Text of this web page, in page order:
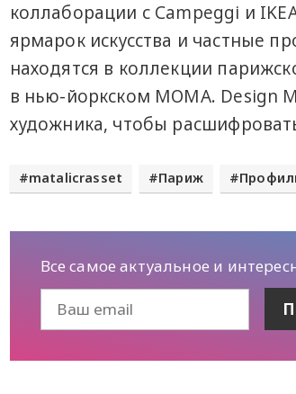
коллаборации с Campeggi и
ярмарок искусства и частные
находятся в коллекции
в нью-йоркском МОМА. Design
художника, чтобы
matalicrasset Париж
Все самое актуальное и